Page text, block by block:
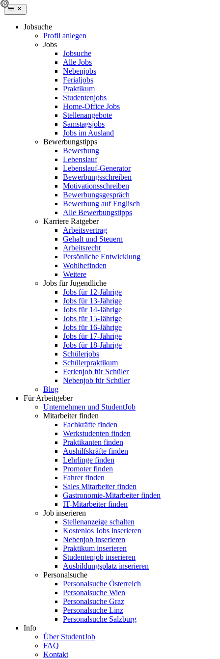
Jobsuche
Profil anlegen
Jobs
Jobsuche
Alle Jobs
Nebenjobs
Ferialjobs
Praktikum
Studentenjobs
Home-Office Jobs
Stellenangebote
Samstagsjobs
Jobs im Ausland
Bewerbungstipps
Bewerbung
Lebenslauf
Lebenslauf-Generator
Bewerbungsschreiben
Motivationsschreiben
Bewerbungsgespräch
Bewerbung auf Englisch
Alle Bewerbungstipps
Karriere Ratgeber
Arbeitsvertrag
Gehalt und Steuern
Arbeitsrecht
Persönliche Entwicklung
Wohlbefinden
Weitere
Jobs für Jugendliche
Jobs für 12-Jährige
Jobs für 13-Jährige
Jobs für 14-Jährige
Jobs für 15-Jährige
Jobs für 16-Jährige
Jobs für 17-Jährige
Jobs für 18-Jährige
Schülerjobs
Schülerpraktikum
Ferienjob für Schüler
Nebenjob für Schüler
Blog
Für Arbeitgeber
Unternehmen und StudentJob
Mitarbeiter finden
Fachkräfte finden
Werkstudenten finden
Praktikanten finden
Aushilfskräfte finden
Lehrlinge finden
Promoter finden
Fahrer finden
Sales Mitarbeiter finden
Gastronomie-Mitarbeiter finden
IT-Mitarbeiter finden
Job inserieren
Stellenanzeige schalten
Kostenlos Jobs inserieren
Nebenjob inserieren
Praktikum inserieren
Studentenjob inserieren
Ausbildungsplatz inserieren
Personalsuche
Personalsuche Österreich
Personalsuche Wien
Personalsuche Graz
Personalsuche Linz
Personalsuche Salzburg
Info
Über StudentJob
FAQ
Kontakt